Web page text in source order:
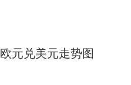
欧元兑美元走势图